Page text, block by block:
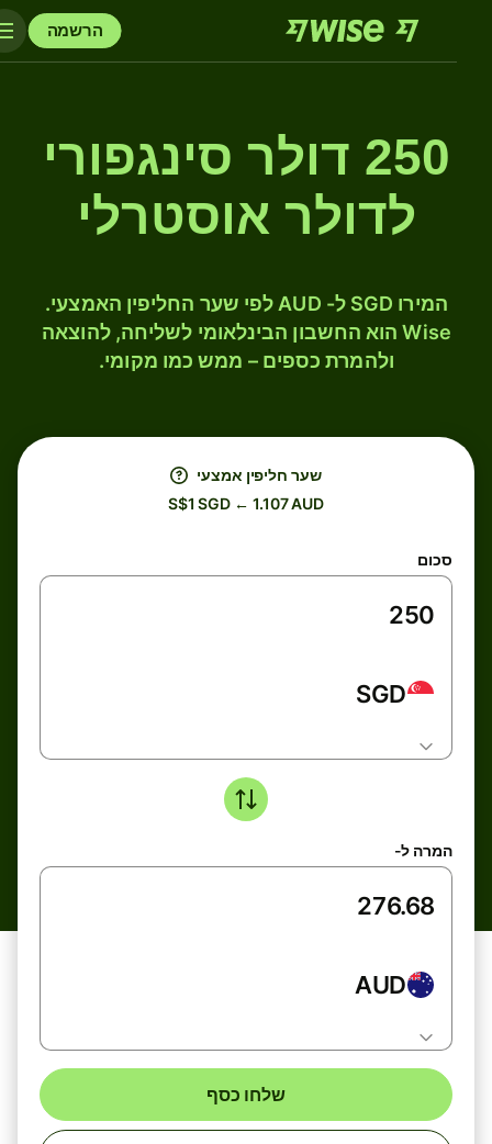
הרשמה
250 דולר סינגפורי
לדולר אוסטרלי
המירו SGD ל- AUD לפי שער החליפין האמצעי.
Wise הוא החשבון הבינלאומי לשליחה, להוצאה
ולהמרת כספים – ממש כמו מקומי.
שער חליפין אמצעי
S$1 SGD ← 1.107 AUD
סכום
SGD
המרה ל-
AUD
שלחו כסף